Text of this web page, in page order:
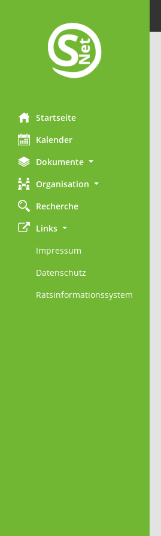
Startseite
Kalender
Dokumente
Organisation
Recherche
Links
Impressum
Datenschutz
Ratsinformationssystem